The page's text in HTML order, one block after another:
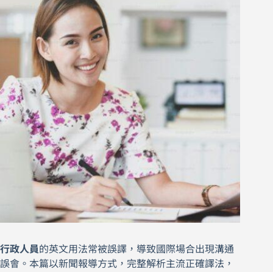
行政人員的英文用法常被誤譯，導致國際場合出現溝通
誤會。本篇以新聞報導方式，完整解析主流正確譯法，